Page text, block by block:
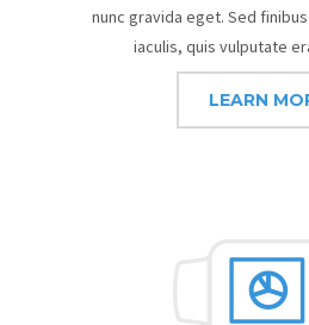
nunc gravida eget. Sed
iaculis, quis vulputate
LEARN